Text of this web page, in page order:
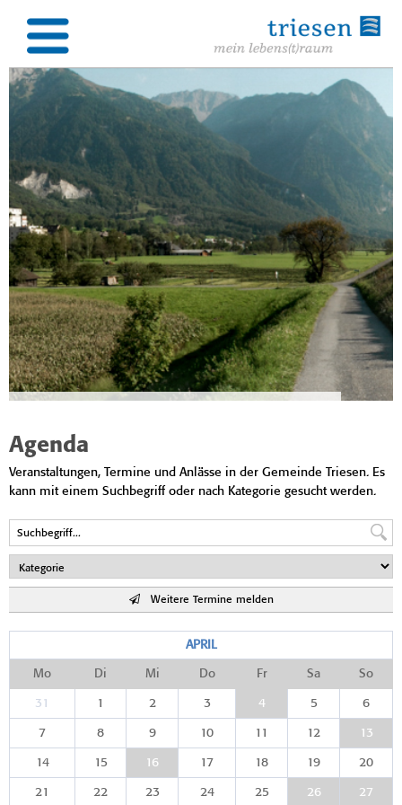
Agenda
Veranstaltungen, Termine und Anlässe in der Gemeinde Triesen. Es
kann mit einem Suchbegriff oder nach Kategorie gesucht werden.
Weitere Termine melden
APRIL
Mo Di Mi Do Fr Sa So
31 1 2 3 4 5 6
7 8 9 10 11 12 13
14 15 16 17 18 19 20
21 22 23 24 25 26 27